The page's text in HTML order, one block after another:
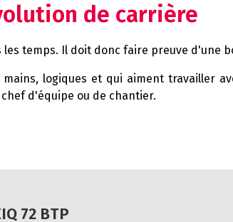
de carrière
temps. Il doit donc faire preuve d'une
logiques et qui aiment travailler
d'équipe ou de chantier.
72 BTP